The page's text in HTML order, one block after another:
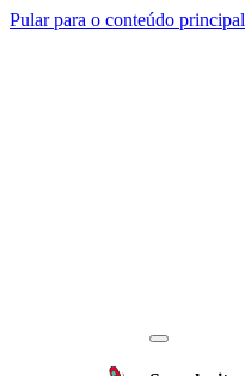
Pular para o conteúdo principal